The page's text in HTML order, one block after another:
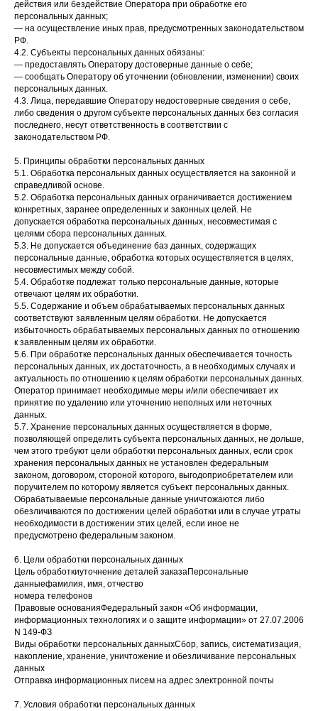
действия или бездействие Оператора при обработке его
персональных данных;
— на осуществление иных прав, предусмотренных законодательством
РФ.
4.2. Субъекты персональных данных обязаны:
— предоставлять Оператору достоверные данные о себе;
— сообщать Оператору об уточнении (обновлении, изменении) своих
персональных данных.
4.3. Лица, передавшие Оператору недостоверные сведения о себе,
либо сведения о другом субъекте персональных данных без согласия
последнего, несут ответственность в соответствии с
законодательством РФ.
5. Принципы обработки персональных данных
5.1. Обработка персональных данных осуществляется на законной и
справедливой основе.
5.2. Обработка персональных данных ограничивается достижением
конкретных, заранее определенных и законных целей. Не
допускается обработка персональных данных, несовместимая с
целями сбора персональных данных.
5.3. Не допускается объединение баз данных, содержащих
персональные данные, обработка которых осуществляется в целях,
несовместимых между собой.
5.4. Обработке подлежат только персональные данные, которые
отвечают целям их обработки.
5.5. Содержание и объем обрабатываемых персональных данных
соответствуют заявленным целям обработки. Не допускается
избыточность обрабатываемых персональных данных по отношению
к заявленным целям их обработки.
5.6. При обработке персональных данных обеспечивается точность
персональных данных, их достаточность, а в необходимых случаях и
актуальность по отношению к целям обработки персональных данных.
Оператор принимает необходимые меры и/или обеспечивает их
принятие по удалению или уточнению неполных или неточных
данных.
5.7. Хранение персональных данных осуществляется в форме,
позволяющей определить субъекта персональных данных, не дольше,
чем этого требуют цели обработки персональных данных, если срок
хранения персональных данных не установлен федеральным
законом, договором, стороной которого, выгодоприобретателем или
поручителем по которому является субъект персональных данных.
Обрабатываемые персональные данные уничтожаются либо
обезличиваются по достижении целей обработки или в случае утраты
необходимости в достижении этих целей, если иное не
предусмотрено федеральным законом.
6. Цели обработки персональных данных
Цель обработкиуточнение деталей заказаПерсональные
данныефамилия, имя, отчество
номера телефонов
Правовые основанияФедеральный закон «Об информации,
информационных технологиях и о защите информации» от 27.07.2006
N 149-ФЗ
Виды обработки персональных данныхСбор, запись, систематизация,
накопление, хранение, уничтожение и обезличивание персональных
данных
Отправка информационных писем на адрес электронной почты
7. Условия обработки персональных данных